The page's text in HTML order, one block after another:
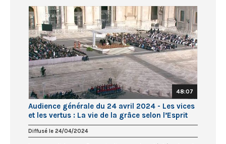
48:07
Audience générale du 24 avril 2024 - Les vices
et les vertus : La vie de la grâce selon l’Esprit
Diffusé le 24/04/2024